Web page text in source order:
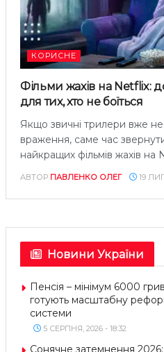
КОРИСНЕ
Фільми жахів на Netflix:
для тих, хто не боїться
Якщо звичні трилери вже
враження, саме час
найкращих фільмів жахів на
АВТОР ПАВЛЕНКО ОЛЕГ 19
Новини України
Пенсія – мінімум 6000
готують масштабну
системи
5 СЕРПНЯ, 2026 - 18:32
Сонячне затемнення